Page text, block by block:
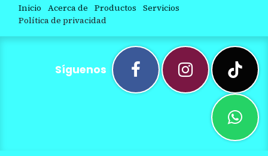
Inicio Acerca de Productos Servicios
Política de privacidad
Síguenos